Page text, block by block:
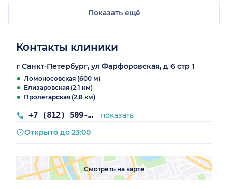
Показать ещё
Контакты клиники
г Санкт-Петербург, ул Фарфоровская, д 6 стр 1
Ломоносовская (600 м)
Елизаровская (2.1 км)
Пролетарская (2.8 км)
+7 (812) 509-40-27
показать
Открыто до 23:00
Смотреть на карте